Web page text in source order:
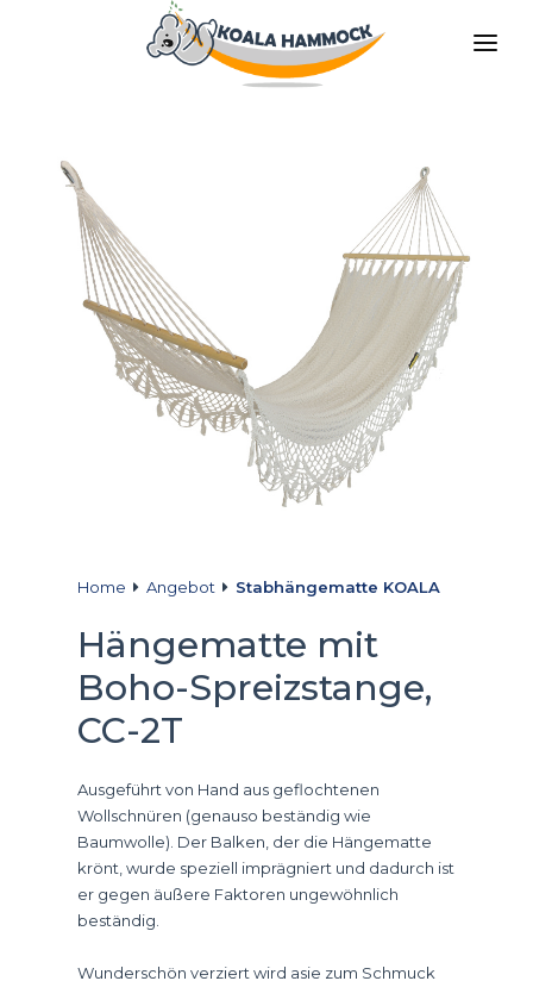
GESCHÄFTE
BLEIBE VERTEILER
DIE MEDIEN
KONTAKT
Home Angebot Stabhängematte KOALA
Hängematte mit
Boho-Spreizstange,
CC-2T
Ausgeführt von Hand aus geflochtenen
Wollschnüren (genauso beständig wie
Baumwolle). Der Balken, der die Hängematte
krönt, wurde speziell imprägniert und dadurch ist
er gegen äußere Faktoren ungewöhnlich
beständig.
Wunderschön verziert wird asie zum Schmuck